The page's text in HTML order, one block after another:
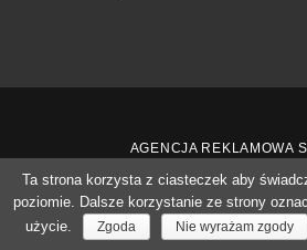
AGENCJA REKLAMOWA
Salon optyczny
Ta strona korzysta z ciasteczek aby
poziomie. Dalsze korzystanie ze strony
użycie.
Zgoda Nie wyrażam zgody